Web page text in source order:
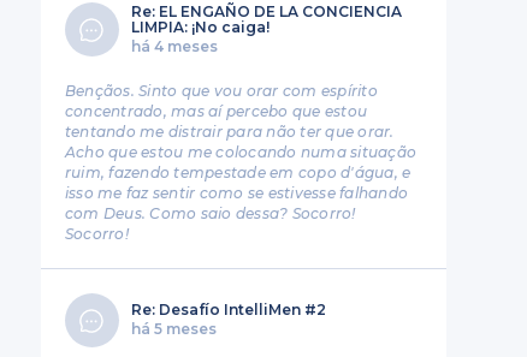
Re: EL ENGAÑO DE LA CONCIENCIA
LIMPIA: ¡No caiga!
há 4 meses
Bençãos. Sinto que vou orar com espírito
concentrado, mas aí percebo que estou
tentando me distrair para não ter que orar.
Acho que estou me colocando numa situação
ruim, fazendo tempestade em copo d'água, e
isso me faz sentir como se estivesse falhando
com Deus. Como saio dessa? Socorro!
Socorro!
Re: Desafío IntelliMen #2
há 5 meses